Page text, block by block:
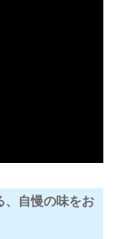
、自慢の味をお